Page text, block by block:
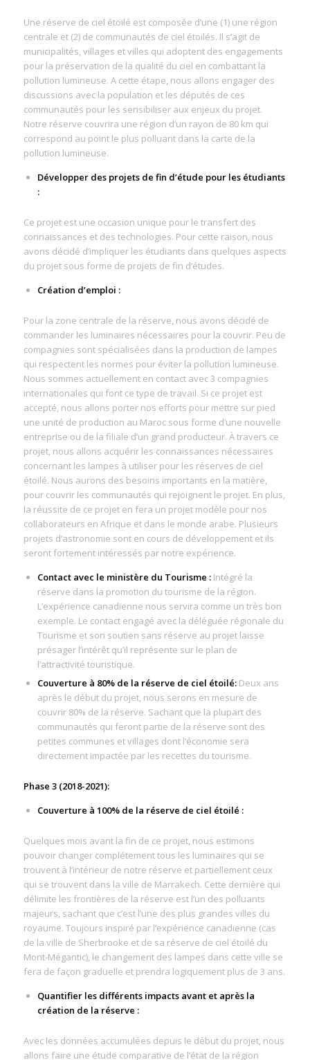
Une réserve de ciel étoilé est composée d’une (1) une région
centrale et (2) de communautés de ciel étoilés. Il s’agit de
municipalités, villages et villes qui adoptent des engagements
pour la préservation de la qualité du ciel en combattant la
pollution lumineuse. A cette étape, nous allons engager des
discussions avec la population et les députés de ces
communautés pour les sensibiliser aux enjeux du projet.
Notre réserve couvrira une région d’un rayon de 80 km qui
correspond au point le plus polluant dans la carte de la
pollution lumineuse.
Développer des projets de fin d’étude pour les étudiants
:
Ce projet est une occasion unique pour le transfert des
connaissances et des technologies. Pour cette raison, nous
avons décidé d’impliquer les étudiants dans quelques aspects
du projet sous forme de projets de fin d’études.
Création d’emploi :
Pour la zone centrale de la réserve, nous avons décidé de
commander les luminaires nécessaires pour la couvrir. Peu de
compagnies sont spécialisées dans la production de lampes
qui respectent les normes pour éviter la pollution lumineuse.
Nous sommes actuellement en contact avec 3 compagnies
internationales qui font ce type de travail. Si ce projet est
accepté, nous allons porter nos efforts pour mettre sur pied
une unité de production au Maroc sous forme d’une nouvelle
entreprise ou de la filiale d’un grand producteur. À travers ce
projet, nous allons acquérir les connaissances nécessaires
concernant les lampes à utiliser pour les réserves de ciel
étoilé. Nous aurons des besoins importants en la matière,
pour couvrir les communautés qui rejoignent le projet. En plus,
la réussite de ce projet en fera un projet modèle pour nos
collaborateurs en Afrique et dans le monde arabe. Plusieurs
projets d’astronomie sont en cours de développement et ils
seront fortement intéressés par notre expérience.
Contact avec le ministère du Tourisme :Intégré la
réserve dans la promotion du tourisme de la région.
L’expérience canadienne nous servira comme un très bon
exemple. Le contact engagé avec la déléguée régionale du
Tourisme et son soutien sans réserve au projet laisse
présager l’intérêt qu’il représente sur le plan de
l’attractivité touristique.
Couverture à 80% de la réserve de ciel étoilé:Deux ans
après le début du projet, nous serons en mesure de
couvrir 80% de la réserve. Sachant que la plupart des
communautés qui feront partie de la réserve sont des
petites communes et villages dont l’économie sera
directement impactée par les recettes du tourisme.
Phase 3 (2018-2021):
Couverture à 100% de la réserve de ciel étoilé :
Quelques mois avant la fin de ce projet, nous estimons
pouvoir changer complétement tous les luminaires qui se
trouvent à l’intérieur de notre réserve et partiellement ceux
qui se trouvent dans la ville de Marrakech. Cette dernière qui
délimite les frontières de la réserve est l’un des polluants
majeurs, sachant que c’est l’une des plus grandes villes du
royaume. Toujours inspiré par l’expérience canadienne (cas
de la ville de Sherbrooke et de sa réserve de ciel étoilé du
Mont-Mégantic), le changement des lampes dans cette ville se
fera de façon graduelle et prendra logiquement plus de 3 ans.
Quantifier les différents impacts avant et après la
création de la réserve :
Avec les données accumulées depuis le début du projet, nous
allons faire une étude comparative de l’état de la région